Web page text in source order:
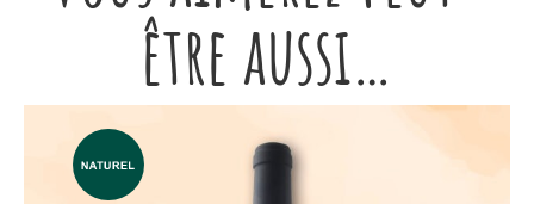
être aussi…